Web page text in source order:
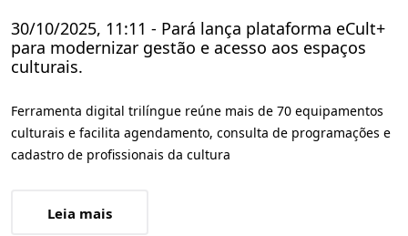
30/10/2025, 11:11 - Pará lança plataforma eCult+
para modernizar gestão e acesso aos espaços
culturais.
Ferramenta digital trilíngue reúne mais de 70 equipamentos
culturais e facilita agendamento, consulta de programações e
cadastro de profissionais da cultura
Leia mais